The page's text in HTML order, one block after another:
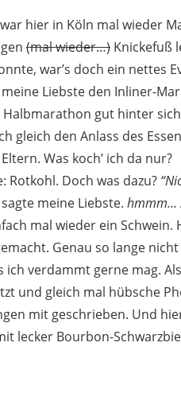
hier in Köln mal wieder
(mal wieder…) Knickefuß
war’s doch ein nettes
Liebste den Inliner-
gut hinter sich
gleich den Anlass des
Was koch’ ich da nur?
Rotkohl. Doch was dazu?
sagte meine Liebste. hmmm…
mal wieder ein Schwein.
Genau so lange
ich verdammt gerne mag.
und gleich mal hübsche
mit geschrieben. Und
lecker Bourbon-